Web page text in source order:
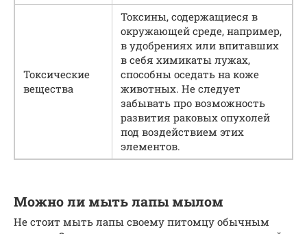
Токсические
вещества
Токсины, содержащиеся в
окружающей среде, например,
в удобрениях или впитавших
в себя химикаты лужах,
способны оседать на коже
животных. Не следует
забывать про возможность
развития раковых опухолей
под воздействием этих
элементов.
Можно ли мыть лапы мылом
Не стоит мыть лапы своему питомцу обычным